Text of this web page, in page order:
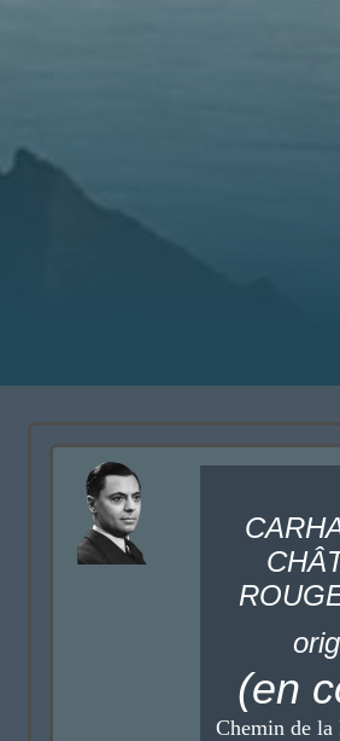
(en
Chemin de la